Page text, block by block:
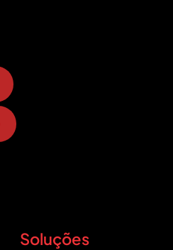
Soluções